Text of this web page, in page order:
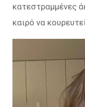
κατεστραμμένες
καιρό να